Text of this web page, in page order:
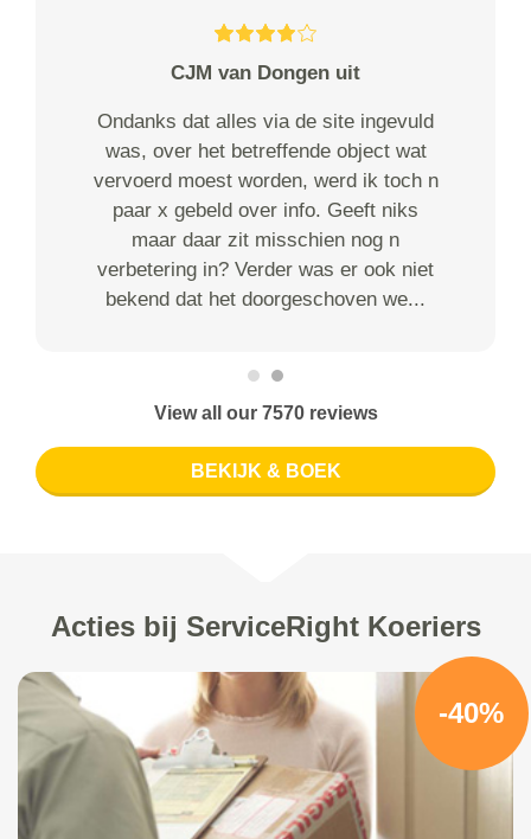
CJM van Dongen uit
Ondanks dat alles via de site ingevuld
was, over het betreffende object wat
vervoerd moest worden, werd ik toch n
paar x gebeld over info. Geeft niks
maar daar zit misschien nog n
verbetering in? Verder was er ook niet
bekend dat het doorgeschoven we...
View all our 7570 reviews
BEKIJK & BOEK
Acties bij ServiceRight Koeriers
-40%